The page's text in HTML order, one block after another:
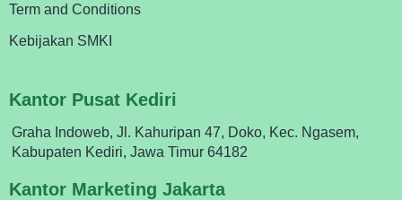
Term and Conditions
Kebijakan SMKI
Kantor Pusat Kediri
Graha Indoweb, Jl. Kahuripan 47, Doko, Kec. Ngasem,
Kabupaten Kediri, Jawa Timur 64182
Kantor Marketing Jakarta